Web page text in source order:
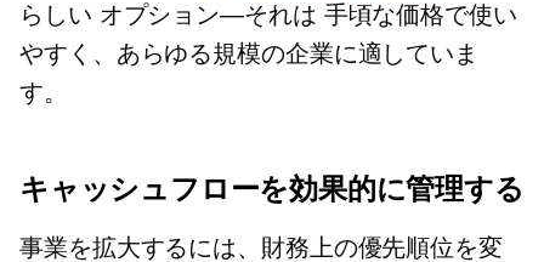
らしい オプション—それは 手頃な価格で使い
やすく、あらゆる規模の企業に適していま
す。
キャッシュフローを効果的に管理する
事業を拡大するには、財務上の優先順位を変